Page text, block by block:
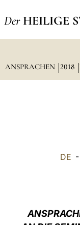
Der HEILIGE
ANSPRACHEN 2018
DE -